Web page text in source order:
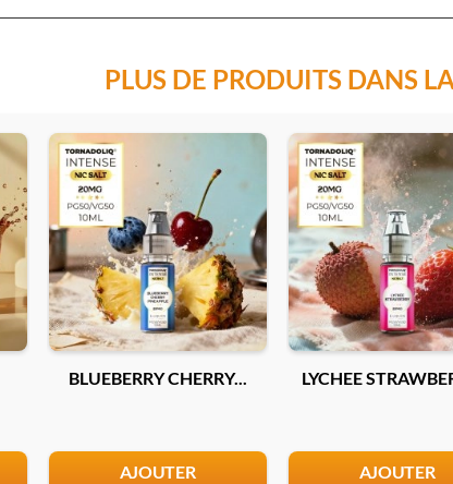
PLUS DE PRODUITS DANS
BLUEBERRY CHERRY...
AJOUTER
LYCHEE
AJOUTER